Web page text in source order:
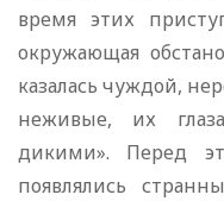
время этих
окружающая
казалась чуждой,
неживые, их
дикими». Перед
появлялись